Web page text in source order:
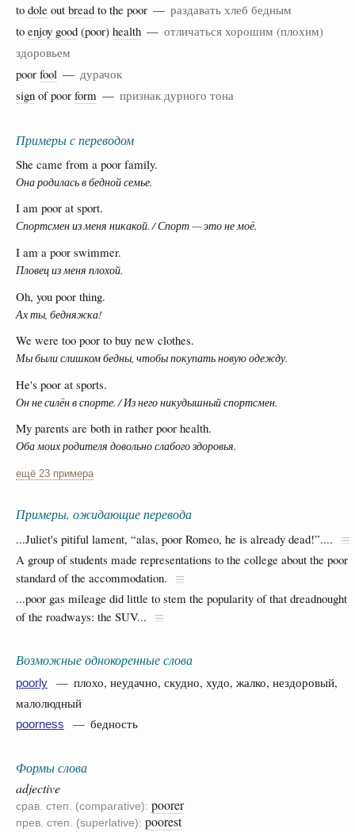
to dole out bread to the poor — раздавать хлеб бедным
to enjoy good (poor) health — отличаться хорошим (плохим)
здоровьем
poor fool — дурачок
sign of poor form — признак дурного тона
Примеры с переводом
She came from a poor family.
Она родилась в бедной семье.
I am poor at sport.
Спортсмен из меня никакой. / Спорт — это не моё.
I am a poor swimmer.
Пловец из меня плохой.
Oh, you poor thing.
Ах ты, бедняжка!
We were too poor to buy new clothes.
Мы были слишком бедны, чтобы покупать новую одежду.
He's poor at sports.
Он не силён в спорте. / Из него никудышный спортсмен.
My parents are both in rather poor health.
Оба моих родителя довольно слабого здоровья.
ещё 23 примера
Примеры, ожидающие перевода
...Juliet's pitiful lament, “alas, poor Romeo, he is already dead!”....
A group of students made representations to the college about the poor
standard of the accommodation.
...poor gas mileage did little to stem the popularity of that dreadnought
of the roadways: the SUV...
Возможные однокоренные слова
poorly
— плохо, неудачно, скудно, худо, жалко, нездоровый,
малолюдный
poorness — бедность
Формы слова
adjective
срав. степ. (comparative): poorer
прев. степ. (superlative): poorest